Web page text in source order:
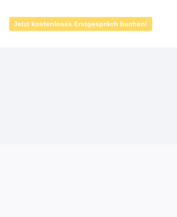
Jetzt kostenloses Erstgespräch buchen!